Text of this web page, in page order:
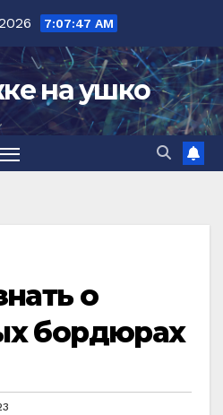
7:07:48 AM
на ушко
о
бордюрах